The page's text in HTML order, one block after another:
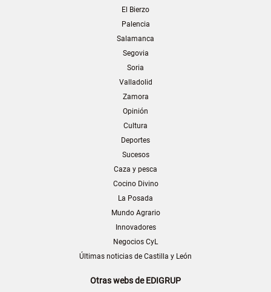
El Bierzo
Palencia
Salamanca
Segovia
Soria
Valladolid
Zamora
Opinión
Cultura
Deportes
Sucesos
Caza y pesca
Cocino Divino
La Posada
Mundo Agrario
Innovadores
Negocios CyL
Últimas noticias de Castilla y León
Otras webs de EDIGRUP